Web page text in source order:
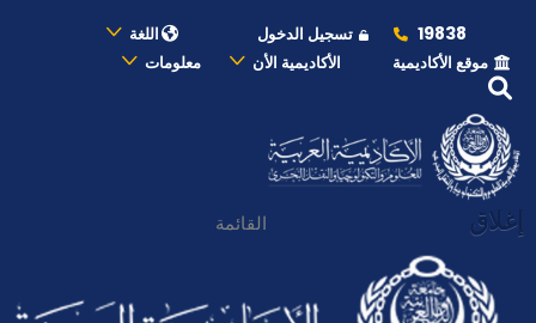
19838 تسجيل الدخول
اللغة
موقع الأكاديمية
الأكاديمية الأن معلومات
إغلاق القائمة